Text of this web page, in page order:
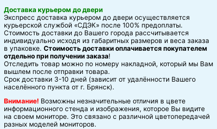
Доставка курьером до двери
Экспресс доставка курьером до двери осуществляется
курьерской службой «СДЭК» после 100% предоплаты.
Стоимость доставки до Вашего города рассчитывается
индивидуально исходя из габаритных размеров и веса заказа
в упаковке. Стоимость доставки оплачивается покупателем
отдельно при получении заказа!
Отследить товар можно по номеру накладной, который мы Вам
вышлем после отправки товара.
Срок доставки 3-10 дней (зависит от удалённости Вашего
населённого пункта от г. Брянск).
Внимание! Возможны незначительные отличия в цвете
информационного стенда и изображения, которое Вы видите
на своем мониторе. Это связано с различной цветопередачей
разных моделей мониторов.